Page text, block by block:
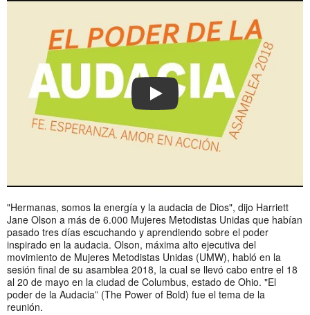
PLAY
"Hermanas, somos la energía y la audacia de Dios", dijo Harriett
Jane Olson a más de 6.000 Mujeres Metodistas Unidas que habían
pasado tres días escuchando y aprendiendo sobre el poder
inspirado en la audacia. Olson, máxima alto ejecutiva del
movimiento de Mujeres Metodistas Unidas (UMW), habló en la
sesión final de su asamblea 2018, la cual se llevó cabo entre el 18
al 20 de mayo en la ciudad de Columbus, estado de Ohio. "El
poder de la Audacia” (The Power of Bold) fue el tema de la
reunión.